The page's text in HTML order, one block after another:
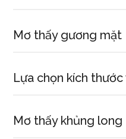
Mơ thấy gương mặt
Lựa chọn kích
Mơ thấy khủng long